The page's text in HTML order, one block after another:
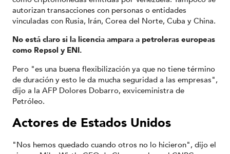
autorizan transacciones con personas o entidades
vinculadas con Rusia, Irán, Corea del Norte, Cuba y China.
No está claro si la licencia ampara a petroleras europeas
como Repsol y ENI.
Pero "es una buena flexibilización ya que no tiene término
de duración y esto le da mucha seguridad a las empresas",
dijo a la AFP Dolores Dobarro, exviceministra de
Petróleo.
Actores de Estados Unidos
"Nos hemos quedado cuando otros no lo hicieron", dijo el